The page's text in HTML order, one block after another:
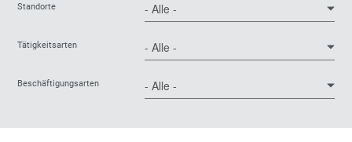
Standorte
Tätigkeitsarten
Beschäftigungsarten